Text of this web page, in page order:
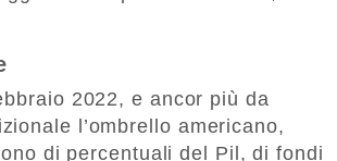
2022, e ancor più da
l’ombrello americano,
di percentuali del Pil, di fondi